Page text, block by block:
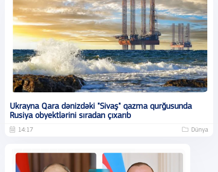
Ukrayna Qara dənizdəki "Sivaş" qazma qurğusunda
Rusiya obyektlərini sıradan çıxarıb
14:17 Dünya